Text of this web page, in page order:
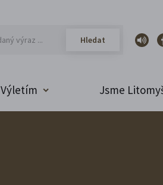
Výletím Jsme